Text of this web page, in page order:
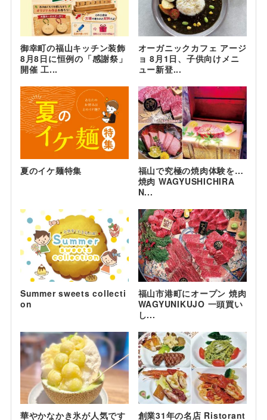
御幸町の福山キッチン装飾
8月8日に恒例の「感謝祭」
開催 工...
オーガニックカフェ アージ
ョ 8月1日、子供向けメニ
ュー新登...
夏のイケ麺特集
福山で究極の焼肉体験を…
焼肉 WAGYUSHICHIRA
N...
Summer sweets collecti
on
福山市港町にオープン 焼肉
WAGYUNIKUJO 一頭買い
し...
華やかなかき氷が人気です 創業31年の名店 Ristorant